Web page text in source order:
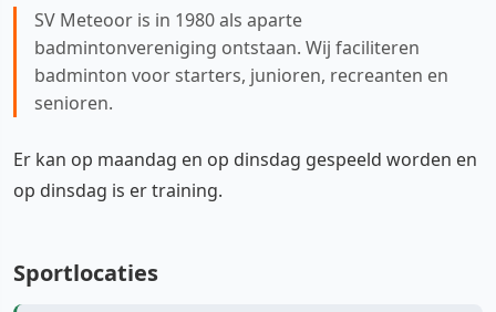
SV Meteoor is in 1980 als aparte
badmintonvereniging ontstaan. Wij faciliteren
badminton voor starters, junioren, recreanten en
senioren.
Er kan op maandag en op dinsdag gespeeld worden en
op dinsdag is er training.
Sportlocaties